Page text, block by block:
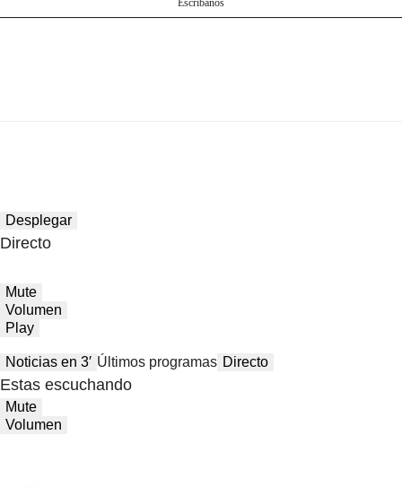
Escríbanos
Desplegar
Directo
Mute
Volumen
Play
Noticias en 3′ Últimos programas Directo
Estas escuchando
Mute
Volumen